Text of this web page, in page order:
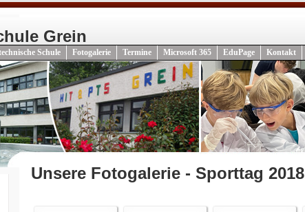
Grein
Schule Fotogalerie Termine Microsoft 365 EduPage Kontakt
Unsere Fotogalerie - Sporttag 2018